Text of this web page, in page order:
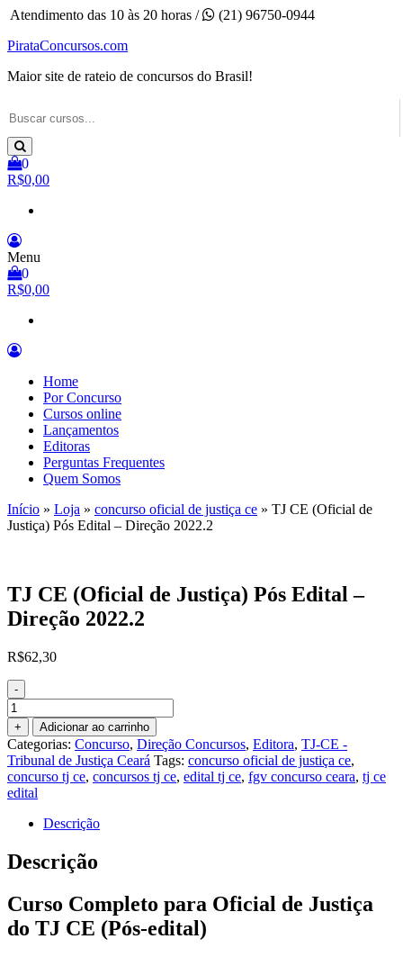
Pular
o
Atendimento das 10 às 20 horas /
(21) 96750-0944
PirataConcursos.com
Maior site de rateio de concursos do Brasil!
0
R$0,00
Menu
0
R$0,00
Home
Por Concurso
Cursos online
Lançamentos
Editoras
Perguntas Frequentes
Quem Somos
Início » Loja » concurso oficial de justiça ce » TJ CE (Oficial de
Justiça) Pós Edital – Direção 2022.2
TJ CE (Oficial de Justiça) Pós Edital –
Direção 2022.2
R$62,30
-
TJ
CE
(Oficial
de
Justiça)
Pós
Edital
Direção
2022.2
quantidade
+ Adicionar ao carrinho
Categorias: Concurso, Direção Concursos, Editora, TJ-CE -
Tribunal de Justiça Ceará Tags: concurso oficial de justiça ce,
concurso tj ce, concursos tj ce, edital tj ce, fgv concurso ceara, tj ce
edital
Descrição
Descrição
Curso Completo para Oficial de Justiça
do TJ CE (Pós-edital)